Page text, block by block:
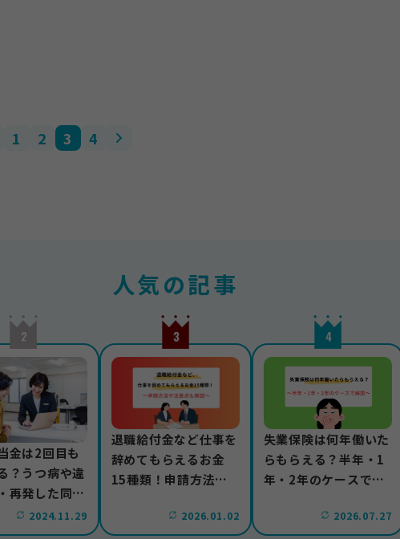
1 2 3 4
人気の記事
金は2回目も
？うつ病や違
再発した同じ
合に分けて紹
2024.11.29
退職給付金など仕事を
辞めてもらえるお金
15種類！申請方法や
2026.01.02
失業保険は何年働いた
らもらえる？半年・1
年・2年のケースで解
2026.07.27